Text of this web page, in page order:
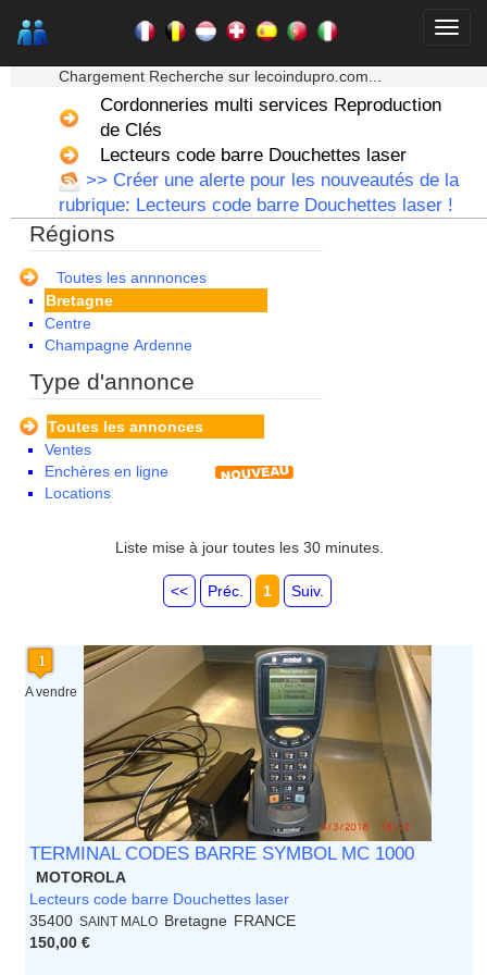
Chargement Recherche sur lecoindupro.com...
Cordonneries multi services Reproduction
de Clés
Lecteurs code barre Douchettes laser
>> Créer une alerte pour les nouveautés de la
rubrique: Lecteurs code barre Douchettes laser !
Régions
Toutes les annnonces
Alsace
Aquitaine
Auvergne
Basse Normandie
Bourgogne
Bretagne
Centre
Champagne Ardenne
Franche Comte - Suisse
Guadeloupe
Guyane
Haute Normandie
Ile de France
La Réunion
Portugal
Nord Pas de Calais - Belgique -
Pays Bas
Pays de la Loire
Picardie
Poitou Charentes
Principauté de Monaco
Provence Alpes Cote d'Azur -
Rhone Alpes
Type d'annonce
Toutes les annonces
Ventes
Enchères en ligne
Locations
Liste mise à jour toutes les 30 minutes.
<< Préc. 1 Suiv.
A vendre
TERMINAL CODES BARRE SYMBOL MC 1000
MOTOROLA
Lecteurs code barre Douchettes laser
35400 SAINT MALO Bretagne FRANCE
150,00 €